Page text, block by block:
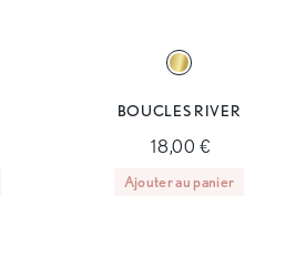
BOUCLES RIVER
18,00 €
Ajouter au panier